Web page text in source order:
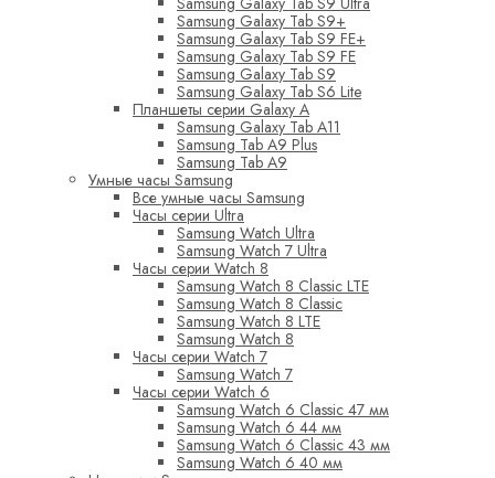
Samsung Galaxy Tab S9+
Samsung Galaxy Tab S9 FE+
Samsung Galaxy Tab S9 FE
Samsung Galaxy Tab S9
Samsung Galaxy Tab S6 Lite
Планшеты серии Galaxy A
Samsung Galaxy Tab A11
Samsung Tab A9 Plus
Samsung Tab A9
Умные часы Samsung
Все умные часы Samsung
Часы серии Ultra
Samsung Watch Ultra
Samsung Watch 7 Ultra
Часы серии Watch 8
Samsung Watch 8 Classic LTE
Samsung Watch 8 Classic
Samsung Watch 8 LTE
Samsung Watch 8
Часы серии Watch 7
Samsung Watch 7
Часы серии Watch 6
Samsung Watch 6 Classic 47 мм
Samsung Watch 6 44 мм
Samsung Watch 6 Classic 43 мм
Samsung Watch 6 40 мм